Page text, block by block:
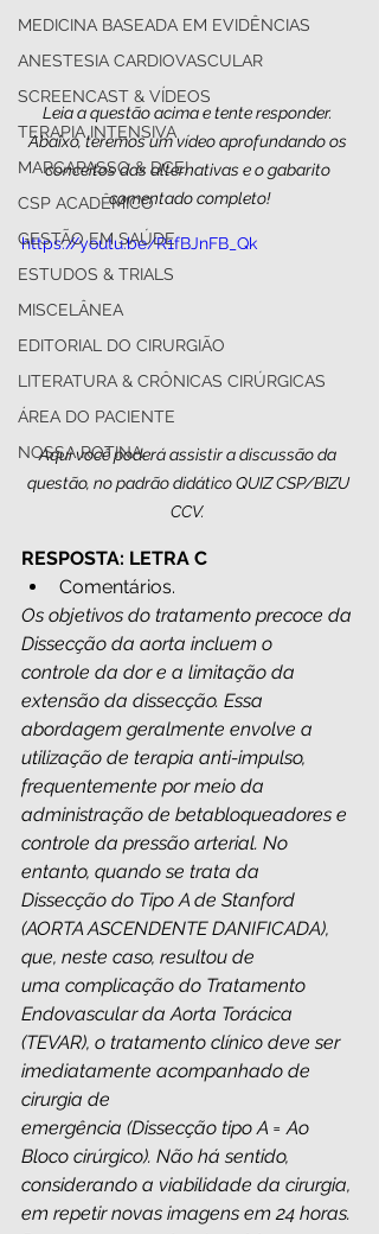
MEDICINA BASEADA EM EVIDÊNCIAS
ANESTESIA CARDIOVASCULAR
SCREENCAST & VÍDEOS
TERAPIA INTENSIVA
MARCAPASSO & DCEI
CSP ACADÊMICO
GESTÃO EM SAÚDE
ESTUDOS & TRIALS
MISCELÂNEA
EDITORIAL DO CIRURGIÃO
LITERATURA & CRÔNICAS CIRÚRGICAS
ÁREA DO PACIENTE
NOSSA ROTINA
Leia a questão acima e tente responder.
Abaixo, teremos um vídeo aprofundando os
conceitos das alternativas e o gabarito
comentado completo!
https://youtu.be/R1fBJnFB_Qk
Aqui você poderá assistir a discussão da
questão, no padrão didático QUIZ CSP/BIZU
CCV.
RESPOSTA: LETRA C
Comentários.
Os objetivos do tratamento precoce da
Dissecção da aorta incluem o
controle da dor e a limitação da
extensão da dissecção. Essa
abordagem geralmente envolve a
utilização de terapia anti-impulso,
frequentemente por meio da
administração de betabloqueadores e
controle da pressão arterial. No
entanto, quando se trata da
Dissecção do Tipo A de Stanford
(AORTA ASCENDENTE DANIFICADA),
que, neste caso, resultou de
uma complicação do Tratamento
Endovascular da Aorta Torácica
(TEVAR), o tratamento clínico deve ser
imediatamente acompanhado de
cirurgia de
emergência (Dissecção tipo A = Ao
Bloco cirúrgico). Não há sentido,
considerando a viabilidade da cirurgia,
em repetir novas imagens em 24 horas.